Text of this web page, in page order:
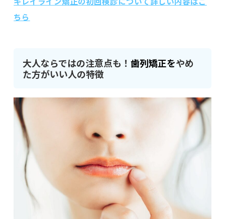
ちら
大人ならではの注意点も！歯列矯正をやめ
た方がいい人の特徴